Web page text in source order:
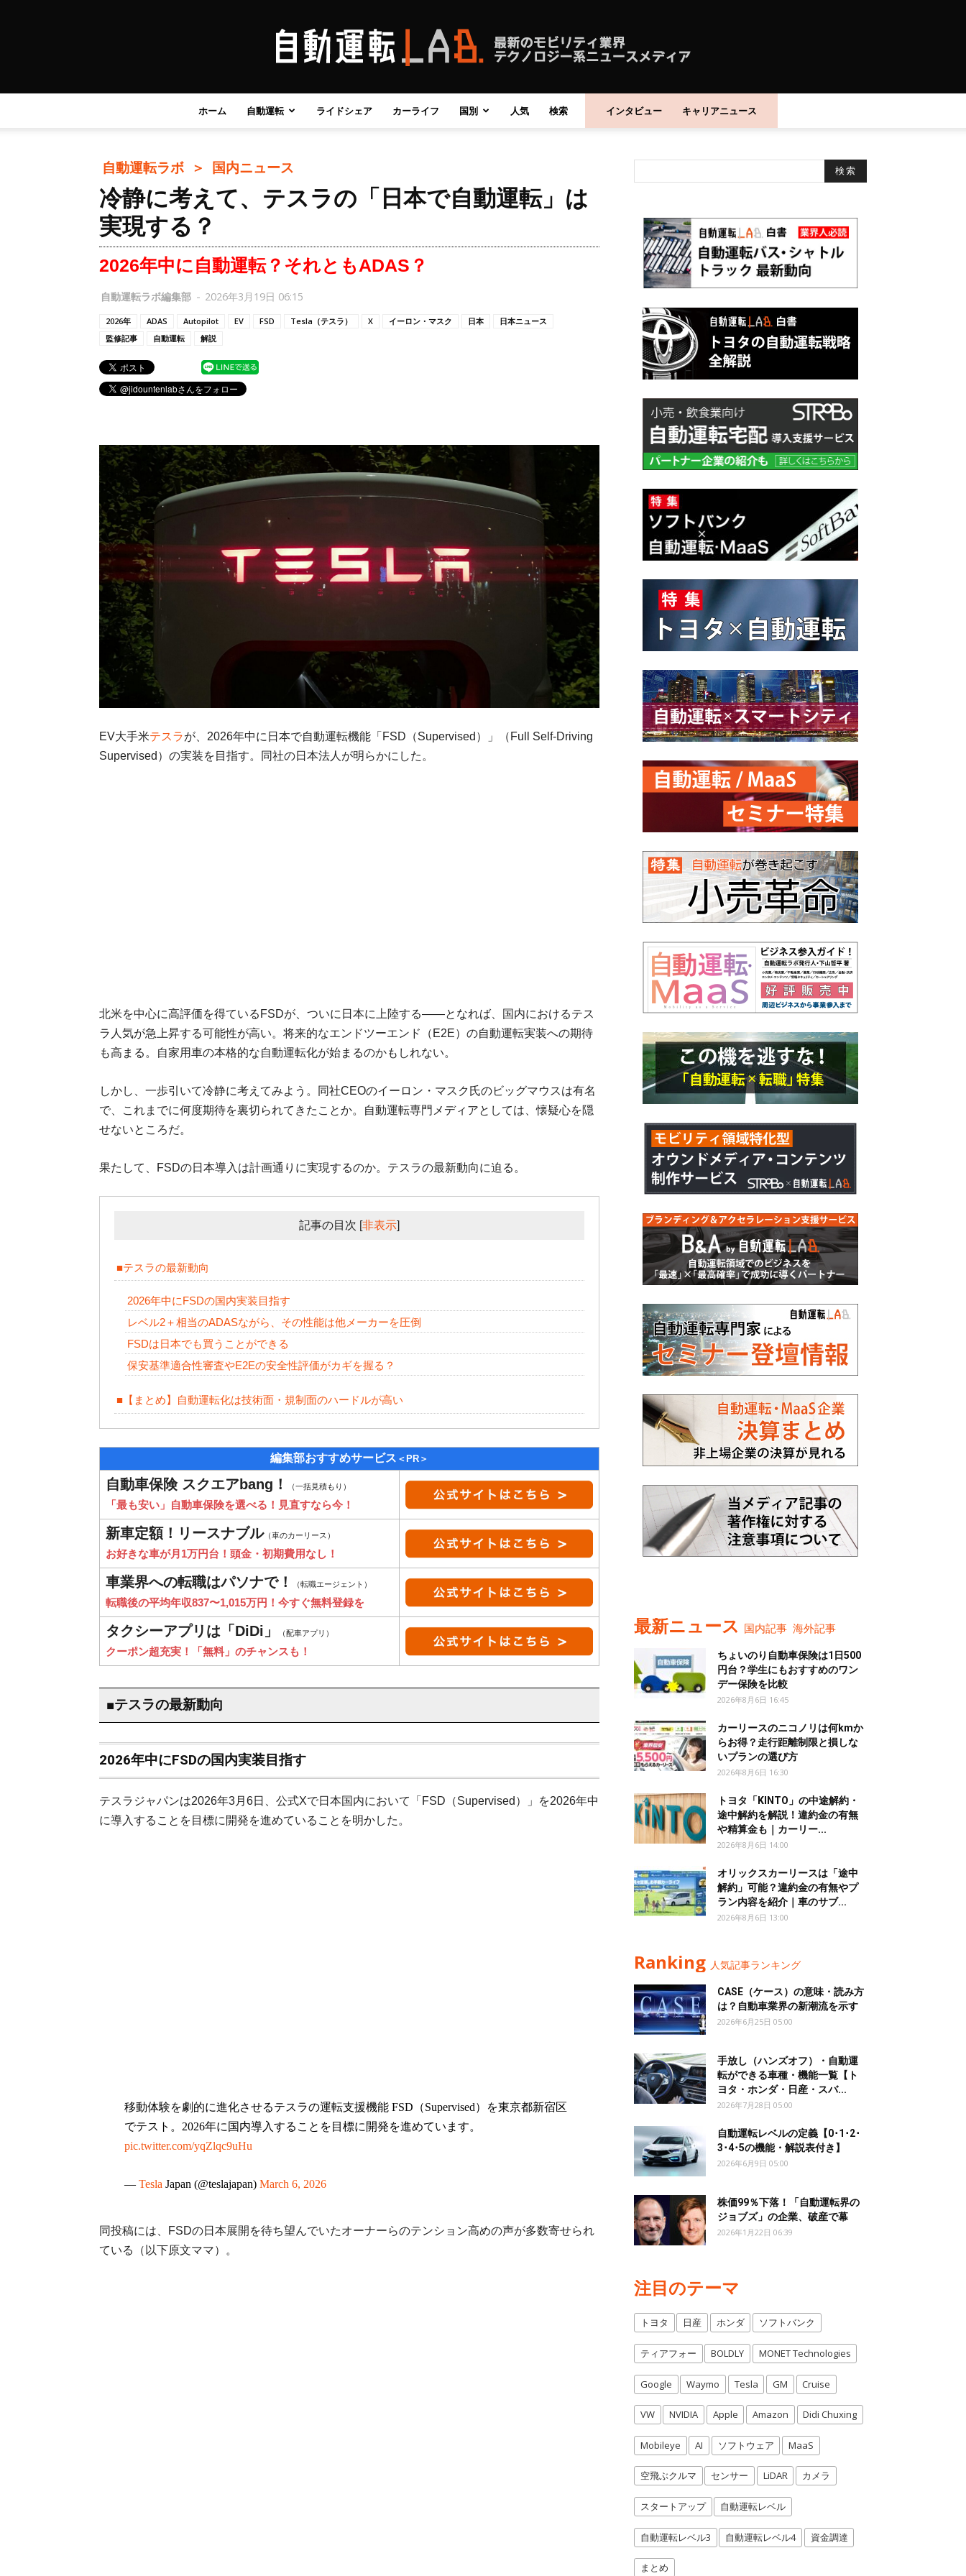
自
動
ラ
ボ
ホーム 自動運転 ライドシェア カーライフ 国別 人気 検索 インタビュー キャリアニュース
自動運転ラボ ＞ 国内ニュース
冷静に考えて、テスラの「日本で自動運転」は
実現する？
2026年中に自動運転？それともADAS？
自動運転ラボ編集部 - 2026年3月19日 06:15
2026年 ADAS Autopilot EV FSD Tesla（テスラ） X イーロン・マスク 日本
日本ニュース
監修記事
自動運転 解説
EV大手米テスラが、2026年中に日本で自動運転機能「FSD（Supervised）」（Full Self-Driving
Supervised）の実装を目指す。同社の日本法人が明らかにした。
北米を中心に高評価を得ているFSDが、ついに日本に上陸する――となれば、国内におけるテス
ラ人気が急上昇する可能性が高い。将来的なエンドツーエンド（E2E）の自動運転実装への期待
も高まる。自家用車の本格的な自動運転化が始まるのかもしれない。
しかし、一歩引いて冷静に考えてみよう。同社CEOのイーロン・マスク氏のビッグマウスは有名
で、これまでに何度期待を裏切られてきたことか。自動運転専門メディアとしては、懐疑心を隠
せないところだ。
果たして、FSDの日本導入は計画通りに実現するのか。テスラの最新動向に迫る。
記事の目次 [非表示]
■テスラの最新動向
2026年中にFSDの国内実装目指す
レベル2＋相当のADASながら、その性能は他メーカーを圧倒
FSDは日本でも買うことができる
保安基準適合性審査やE2Eの安全性評価がカギを握る？
■【まとめ】自動運転化は技術面・規制面のハードルが高い
編集部おすすめサービス ＜PR＞
自動車保険 スクエアbang！ （一括見積もり）
「最も安い」自動車保険を選べる！見直すなら今！
新車定額！リースナブル（車のカーリース）
お好きな車が月1万円台！頭金・初期費用なし！
車業界への転職はパソナで！ （転職エージェント）
転職後の平均年収837〜1,015万円！今すぐ無料登録を
タクシーアプリは「DiDi」 （配車アプリ）
クーポン超充実！「無料」のチャンスも！
■テスラの最新動向
2026年中にFSDの国内実装目指す
テスラジャパンは2026年3月6日、公式Xで日本国内において「FSD（Supervised）」を2026年中
に導入することを目標に開発を進めていることを明かした。
移動体験を劇的に進化させるテスラの運転支援機能 FSD（Supervised）を東京都新宿区
でテスト。2026年に国内導入することを目標に開発を進めています。
pic.twitter.com/yqZlqc9uHu
— Tesla Japan (@teslajapan) March 6, 2026
同投稿には、FSDの日本展開を待ち望んでいたオーナーらのテンション高めの声が多数寄せられ
ている（以下原文ママ）。
最新ニュース 国内記事 海外記事
ちょいのり自動車保険は1日500
円台？学生にもおすすめのワン
デー保険を比較
2026年8月6日 16:45
カーリースのニコノリは何kmか
らお得？走行距離制限と損しな
いプランの選び方
2026年8月6日 16:30
トヨタ「KINTO」の中途解約・
途中解約を解説！違約金の有無
や精算金も｜カーリー...
2026年8月6日 14:00
オリックスカーリースは「途中
解約」可能？違約金の有無やプ
ラン内容を紹介｜車のサブ...
2026年8月6日 13:00
Ranking 人気記事ランキング
CASE（ケース）の意味・読み方
は？自動車業界の新潮流を示す
2026年6月25日 05:00
手放し（ハンズオフ）・自動運
転ができる車種・機能一覧【ト
ヨタ・ホンダ・日産・スバ...
2026年7月28日 05:00
自動運転レベルの定義【0･1･2･
3･4･5の機能・解説表付き】
2026年6月9日 05:00
株価99％下落！「自動運転界の
ジョブズ」の企業、破産で幕
2026年1月22日 06:39
注目のテーマ
トヨタ 日産 ホンダ ソフトバンク
ティアフォー BOLDLY MONET Technologies
Google Waymo Tesla GM Cruise
VW NVIDIA Apple Amazon Didi Chuxing
Mobileye AI ソフトウェア MaaS
空飛ぶクルマ センサー LiDAR カメラ
スタートアップ 自動運転レベル
自動運転レベル3 自動運転レベル4 資金調達
まとめ